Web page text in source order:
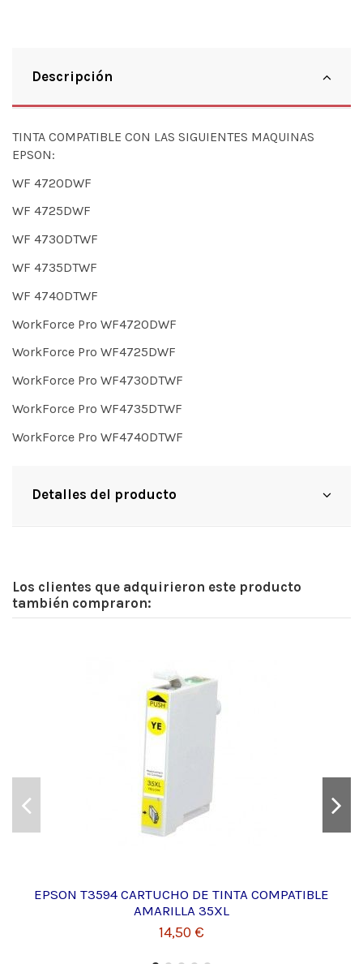
Descripción
TINTA COMPATIBLE CON LAS SIGUIENTES MAQUINAS
EPSON:
WF 4720DWF
WF 4725DWF
WF 4730DTWF
WF 4735DTWF
WF 4740DTWF
WorkForce Pro WF4720DWF
WorkForce Pro WF4725DWF
WorkForce Pro WF4730DTWF
WorkForce Pro WF4735DTWF
WorkForce Pro WF4740DTWF
Detalles del producto
Los clientes que adquirieron este producto
también compraron:
EPSON T3594 CARTUCHO DE TINTA COMPATIBLE
AMARILLA 35XL
14,50 €